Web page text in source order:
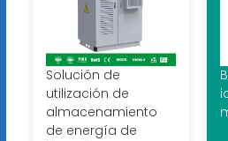
Solución de
utilización de
almacenamiento
de energía de